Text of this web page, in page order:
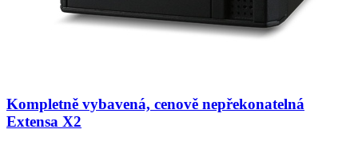
Kompletně vybavená, cenově nepřekonatelná
Extensa X2